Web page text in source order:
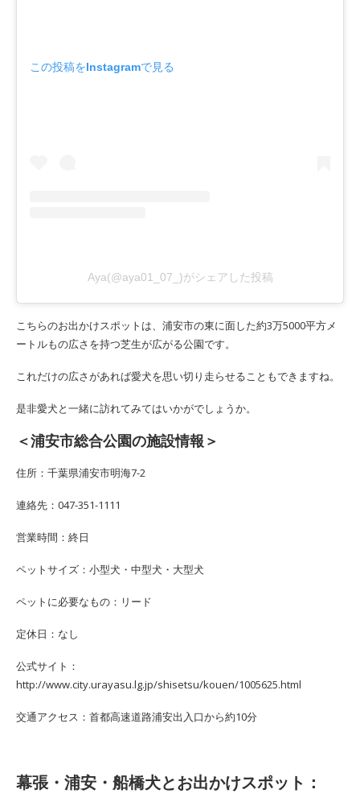
この投稿をInstagramで見る
Aya(@aya01_07_)がシェアした投稿
こちらのお出かけスポットは、浦安市の東に面した約3万5000平方メ
ートルもの広さを持つ芝生が広がる公園です。
これだけの広さがあれば愛犬を思い切り走らせることもできますね。
是非愛犬と一緒に訪れてみてはいかがでしょうか。
＜浦安市総合公園の施設情報＞
住所：千葉県浦安市明海7-2
連絡先：047-351-1111
営業時間：終日
ペットサイズ：小型犬・中型犬・大型犬
ペットに必要なもの：リード
定休日：なし
公式サイト：
http://www.city.urayasu.lg.jp/shisetsu/kouen/1005625.html
交通アクセス：首都高速道路浦安出入口から約10分
幕張・浦安・船橋犬とお出かけスポット：